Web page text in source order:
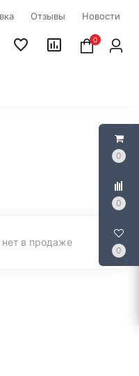
0
0
0
Отзывы Новости
0
нет в продаже